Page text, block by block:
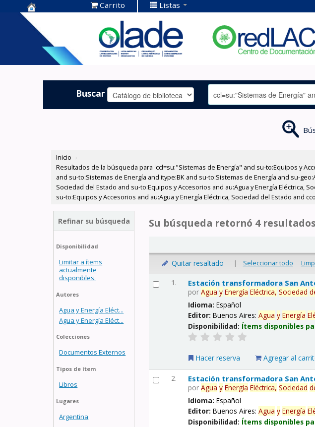
Centro de
Documentación
OLADE -
Carrito Listas
Buscar
Inicio ›
Resultados de la búsqueda para 'ccl=su:"Sistemas de Energía" and su-to:Equipos y
and su-to:Sistemas de Energía and itype:BK and su-to:Sistemas de Energía and su-
Sociedad del Estado and su-to:Equipos y Accesorios and au:Agua y Energía Eléctrica,
su-to:Equipos y Accesorios and au:Agua y Energía Eléctrica, Sociedad del Estado and
Refinar su búsqueda
Disponibilidad
Limitar a ítems
actualmente
disponibles.
Autores
Agua y Energía Eléct...
Agua y Energía Eléct...
Colecciones
Documentos Externos
Tipos de ítem
Libros
Lugares
Argentina
Su búsqueda retornó 4
Quitar resaltado | Seleccionar todo
1. Estación transformadora San
porAgua y Energía Eléctrica, Sociedad
Idioma:Español
Editor:Buenos Aires:Agua y Energía
Disponibilidad: Ítems disponibles
Hacer reserva Agregar al
2. Estación transformadora San
porAgua y Energía Eléctrica, Sociedad
Idioma:Español
Editor:Buenos Aires:Agua y Energía
Disponibilidad: Ítems disponibles